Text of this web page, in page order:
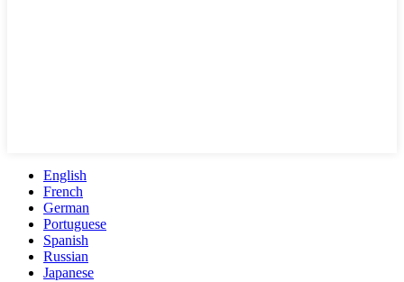
English
French
German
Portuguese
Spanish
Russian
Japanese